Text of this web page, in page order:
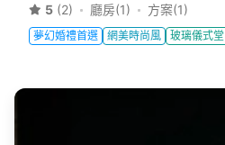
5 (2) 廳房(1) 方案(1)
夢幻婚禮首選 網美時尚風 玻璃儀式堂